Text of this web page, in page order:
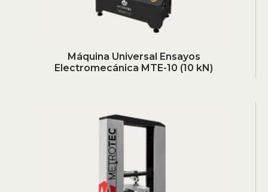
Máquina Universal Ensayos
Electromecánica MTE-10 (10 kN)